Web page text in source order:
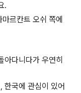
.
르칸트 오쉬 쪽에
아다니다가 우연히
한국에 관심이 있어